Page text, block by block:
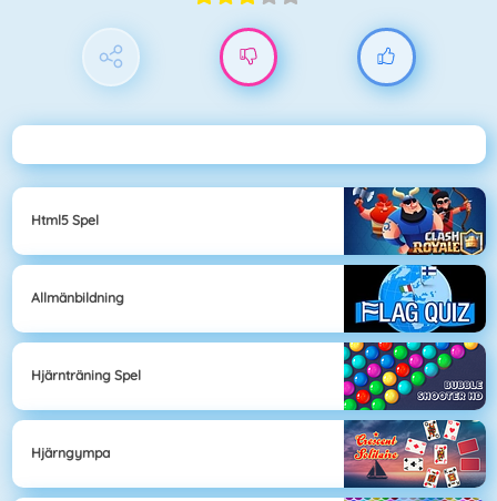
Html5 Spel
Allmänbildning
Hjärnträning Spel
Hjärngympa